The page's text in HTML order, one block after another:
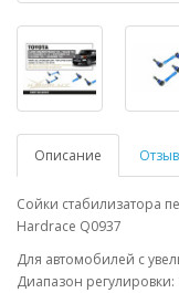
Описание
Сойки стабилизатора
Hardrace Q0937
Для автомобилей с
Диапазон